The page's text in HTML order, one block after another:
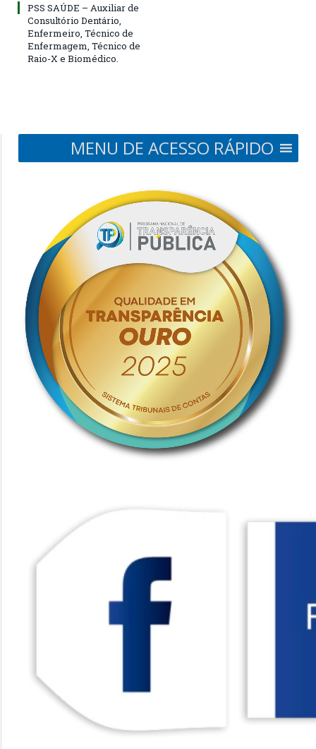
PSS SAÚDE – Auxiliar de
Consultório Dentário,
Enfermeiro, Técnico de
Enfermagem, Técnico de
Raio-X e Biomédico.
MENU DE ACESSO RÁPIDO